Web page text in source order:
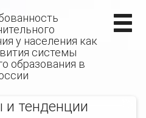
у населения как
системы
образования в
тенденции